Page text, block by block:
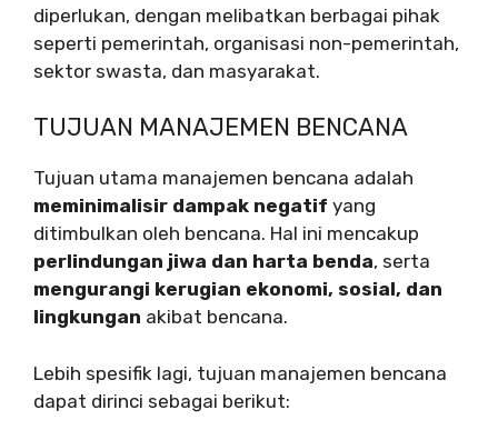
diperlukan, dengan melibatkan berbagai pihak
seperti pemerintah, organisasi non-pemerintah,
sektor swasta, dan masyarakat.
TUJUAN MANAJEMEN BENCANA
Tujuan utama manajemen bencana adalah
meminimalisir dampak negatif yang
ditimbulkan oleh bencana. Hal ini mencakup
perlindungan jiwa dan harta benda, serta
mengurangi kerugian ekonomi, sosial, dan
lingkungan akibat bencana.
Lebih spesifik lagi, tujuan manajemen bencana
dapat dirinci sebagai berikut: